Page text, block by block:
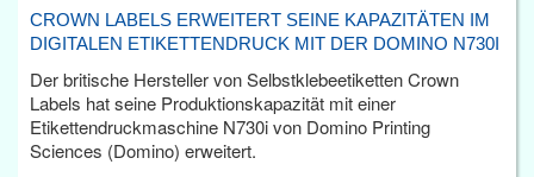
CROWN LABELS ERWEITERT SEINE KAPAZITÄTEN IM
DIGITALEN ETIKETTENDRUCK MIT DER DOMINO N730I
Der britische Hersteller von Selbstklebeetiketten Crown
Labels hat seine Produktionskapazität mit einer
Etikettendruckmaschine N730i von Domino Printing
Sciences (Domino) erweitert.